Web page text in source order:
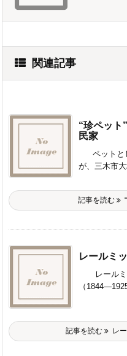
関連記事
“珍ペッ
民家
ペットと
が、三木市
記事を読む “
レールミ
レールミ
（
記事を読む レー